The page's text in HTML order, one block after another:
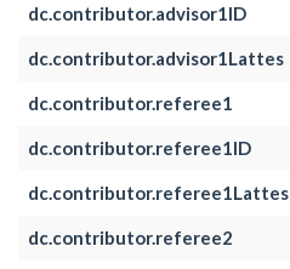
dc.contributor.advisor1ID
dc.contributor.advisor1Lattes
dc.contributor.referee1
dc.contributor.referee1ID
dc.contributor.referee1Lattes
dc.contributor.referee2